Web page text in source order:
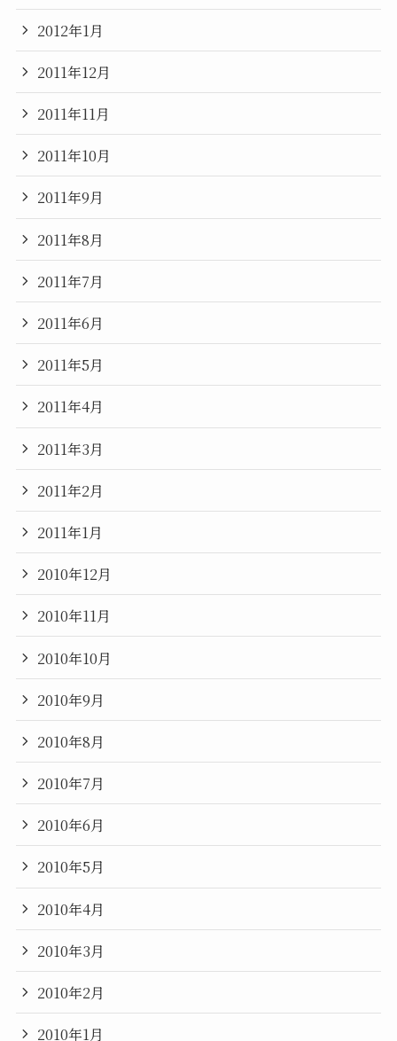
2012年1月
2011年12月
2011年11月
2011年10月
2011年9月
2011年8月
2011年7月
2011年6月
2011年5月
2011年4月
2011年3月
2011年2月
2011年1月
2010年12月
2010年11月
2010年10月
2010年9月
2010年8月
2010年7月
2010年6月
2010年5月
2010年4月
2010年3月
2010年2月
2010年1月